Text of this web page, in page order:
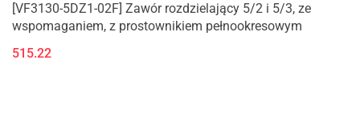
[VF3130-5DZ1-02F] Zawór rozdzielający 5/2 i 5/3, ze
wspomaganiem, z prostownikiem pełnookresowym
515.22